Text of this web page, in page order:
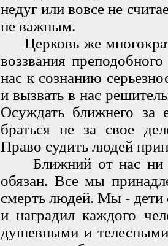
недуг или вовсе не
не важным.
Церковь же
воззвания
нас к сознанию
и вызвать в нас
Осуждать ближнего за
браться не за свое
Право судить людей
Ближний от нас ни в
обязан. Все мы
смерть людей. Мы - дети
и наградил каждого
душевными и